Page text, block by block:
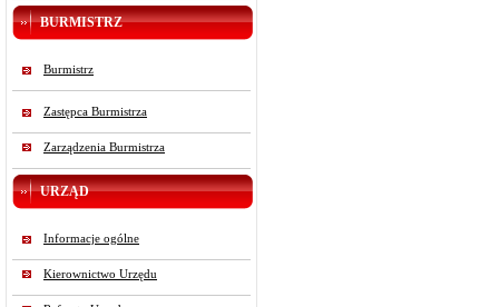
BURMISTRZ
Burmistrz
Zastępca Burmistrza
Zarządzenia Burmistrza
URZĄD
Informacje ogólne
Kierownictwo Urzędu